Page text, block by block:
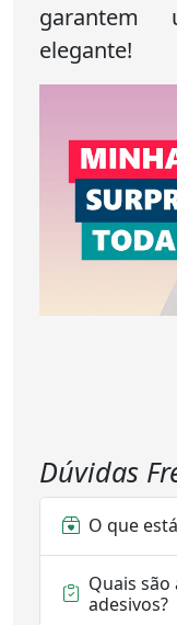
garantem
elegante!
Dúvidas
O que
Quais
adesivos?